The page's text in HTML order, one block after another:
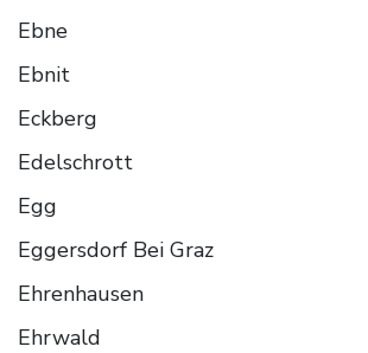
Ebne
Ebnit
Eckberg
Edelschrott
Egg
Eggersdorf Bei Graz
Ehrenhausen
Ehrwald